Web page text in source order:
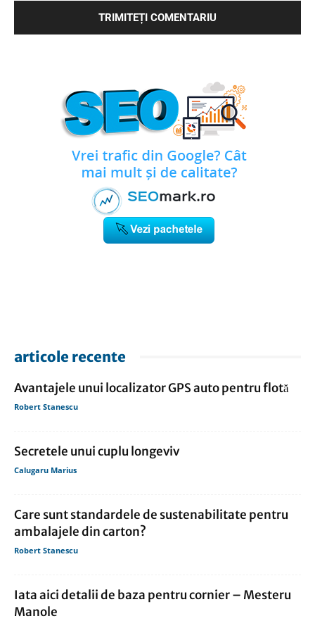
articole recente
Avantajele unui localizator GPS auto pentru flotă
Robert Stanescu
Secretele unui cuplu longeviv
Calugaru Marius
Care sunt standardele de sustenabilitate pentru
ambalajele din carton?
Robert Stanescu
Iata aici detalii de baza pentru cornier – Mesteru
Manole